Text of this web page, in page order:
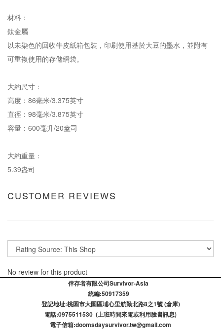
材料：
鈦金屬
以未染色的回收牛皮紙箱包裝，印刷使用基於大豆的墨水，並附有
可重複使用的存儲網袋。
大約尺寸：
高度：86毫米/3.375英寸
直徑：98毫米/3.875英寸
容量：600毫升/20盎司
大約重量：
5.39盎司
CUSTOMER REVIEWS
No review for this product
倖存者有限公司Survivor-Asia
統編:50917359
登記​地址:桃園市大園區埔心里航勤北路8之1號 (倉庫)
電話:0975511530 (上班時間來電或利用臉書訊息)
電子信箱:doomsdaysurvivor.tw@gmail.com